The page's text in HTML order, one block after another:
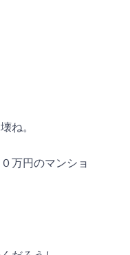
ね。
万円のマンショ